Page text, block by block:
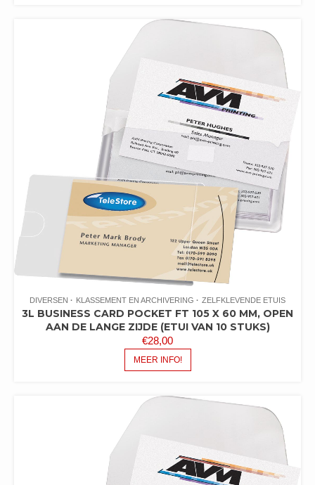
DIVERSEN KLASSEMENT EN ARCHIVERING ZELFKLEVENDE ETUIS
3L BUSINESS CARD POCKET FT 105 X 60 MM, OPEN
AAN DE LANGE ZIJDE (ETUI VAN 10 STUKS)
€28,00
MEER INFO!